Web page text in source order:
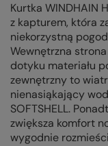
Kurtka WINDHAIN
z kapturem, która
niekorzystną
Wewnętrzna
dotyku materiału
zewnętrzny to
nienasiąkający
SOFTSHELL.
zwiększa komfort
wygodnie